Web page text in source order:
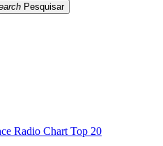
Pesquisar
Radio Chart Top 20